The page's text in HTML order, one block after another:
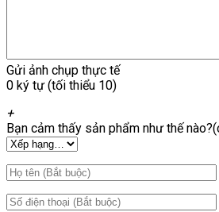
Gửi ảnh chụp thực tế
0 ký tự (tối thiểu 10)
+
Bạn cảm thấy sản phẩm như thế